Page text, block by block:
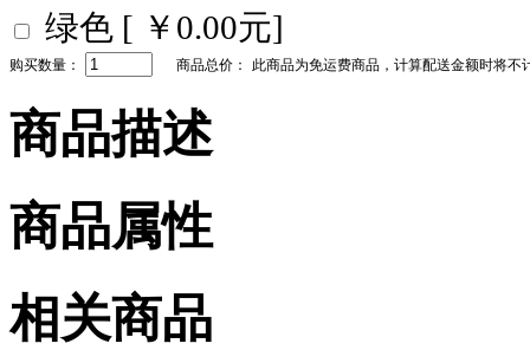
绿色 [ ￥0.00元]
购买数量： 商品总价： 此商品为免运费商品，计算配送金额时将不
商品描述
商品属性
相关商品